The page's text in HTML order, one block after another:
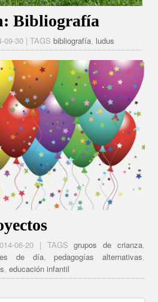
Bibliografía
09-30 | TAGSbibliografía, ludus
06-20 | TAGSgrupos de crianza,
de día,pedagogías alternativas,
,educación infantil